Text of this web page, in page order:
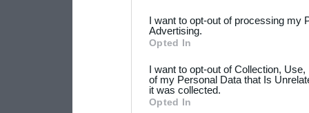
not limited to your visit or
your data for below
consent section.
I want to opt-out of processing my
Advertising.
Opted In
I want to opt-out of Collection,
of my Personal Data that Is
it was collected.
Opted In